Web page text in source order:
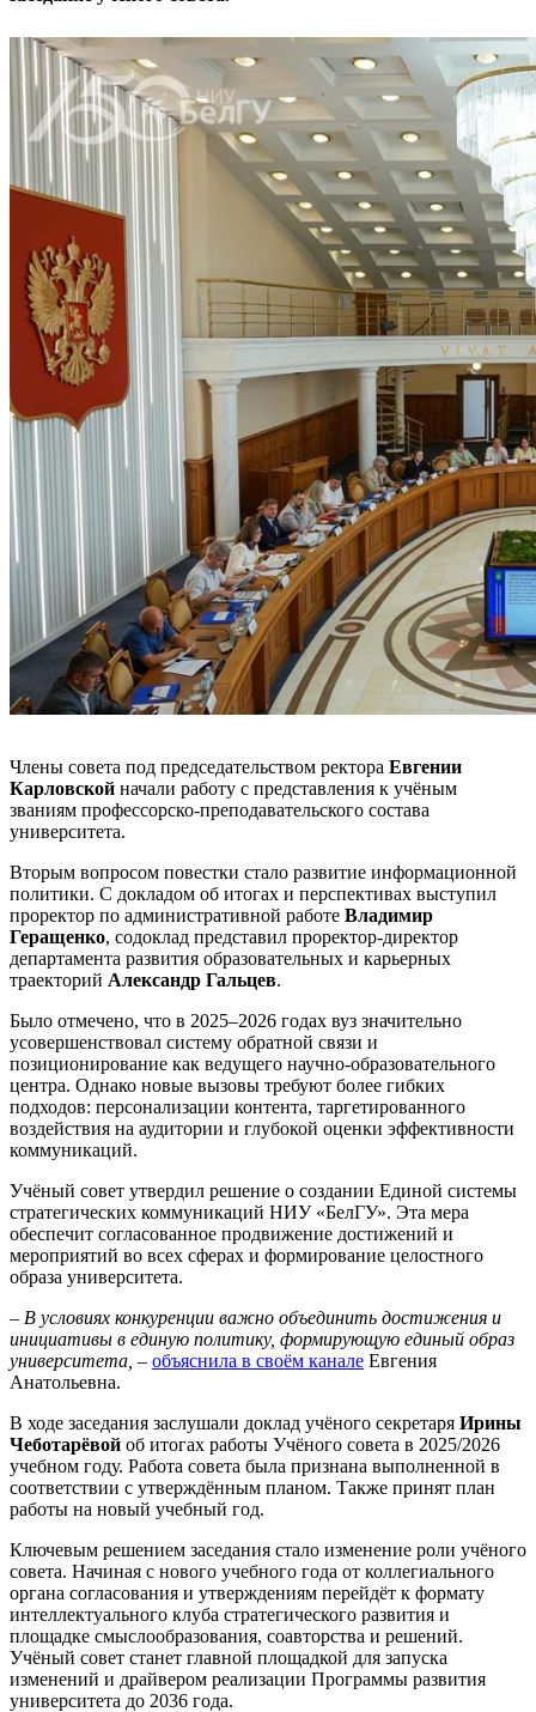
Члены совета под председательством ректора Евгении
Карловской начали работу с представления к учёным
званиям профессорско-преподавательского состава
университета.
Вторым вопросом повестки стало развитие информационной
политики. С докладом об итогах и перспективах выступил
проректор по административной работе Владимир
Геращенко, содоклад представил проректор-директор
департамента развития образовательных и карьерных
траекторий Александр Гальцев.
Было отмечено, что в 2025–2026 годах вуз значительно
усовершенствовал систему обратной связи и
позиционирование как ведущего научно-образовательного
центра. Однако новые вызовы требуют более гибких
подходов: персонализации контента, таргетированного
воздействия на аудитории и глубокой оценки эффективности
коммуникаций.
Учёный совет утвердил решение о создании Единой системы
стратегических коммуникаций НИУ «БелГУ». Эта мера
обеспечит согласованное продвижение достижений и
мероприятий во всех сферах и формирование целостного
образа университета.
– В условиях конкуренции важно объединить достижения и
инициативы в единую политику, формирующую единый образ
университета, – объяснила в своём канале Евгения
Анатольевна.
В ходе заседания заслушали доклад учёного секретаря Ирины
Чеботарёвой об итогах работы Учёного совета в 2025/2026
учебном году. Работа совета была признана выполненной в
соответствии с утверждённым планом. Также принят план
работы на новый учебный год.
Ключевым решением заседания стало изменение роли учёного
совета. Начиная с нового учебного года от коллегиального
органа согласования и утверждениям перейдёт к формату
интеллектуального клуба стратегического развития и
площадке смыслообразования, соавторства и решений.
Учёный совет станет главной площадкой для запуска
изменений и драйвером реализации Программы развития
университета до 2036 года.